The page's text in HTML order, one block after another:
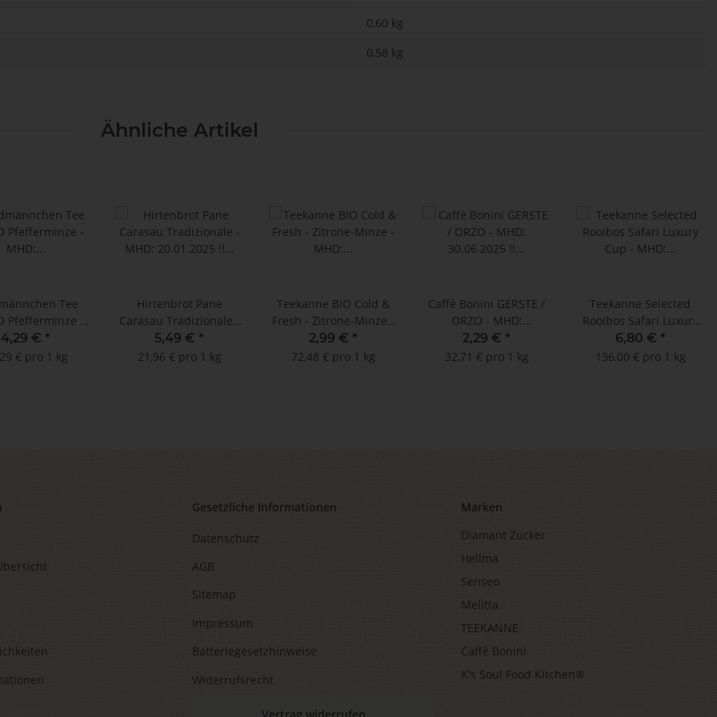
0,60 kg
0,58 kg
Ähnliche Artikel
Tee
Pfefferminze -
!! (20
Beutel)
4,29 € *
€ pro 1 kg
Hirtenbrot Pane
Carasau Tradizionale -
MHD: 20.01.2025 !! (250
g)
5,49 € *
21,96 € pro 1 kg
Teekanne BIO Cold &
Fresh - Zitrone-Minze -
MHD: 28.02.2025 ! (15
Doppelkammerbeutel à
2,99 € *
72,48 € pro 1 kg
Caffè Bonini GERSTE /
ORZO - MHD:
30.06.2025 !! (10 ESE
Pads)
2,29 € *
32,71 € pro 1 kg
Teekanne Selected
Rooibos Safari Luxury
Cup - MHD: 30.11.2025
!! (25 x 2 g)
6,80 € *
136,00 € pro 1 kg
Gesetzliche Informationen
Datenschutz
AGB
Sitemap
Impressum
Batteriegesetzhinweise
Widerrufsrecht
Vertrag widerrufen
Marken
Diamant Zucker
Hellma
Senseo
Melitta
TEEKANNE
Caffè Bonini
K's Soul Food Kitchen®